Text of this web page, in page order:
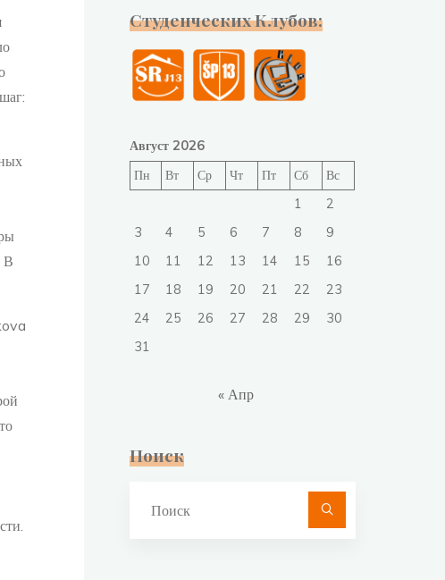
В
Студенческих Клубов:
Август 2026
Пн
Вт Ср Чт Пт Сб
Вс
1
2
3
4 5 6 7 8
9
10
11 12 13 14 15
16
17
18 19 20 21 22
23
24
25 26 27 28 29
30
31
« Апр
Поиск